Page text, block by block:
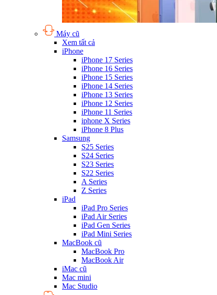
Máy cũ
Xem tất cả
iPhone
iPhone 17 Series
iPhone 16 Series
iPhone 15 Series
iPhone 14 Series
iPhone 13 Series
iPhone 12 Series
iPhone 11 Series
iphone X Series
iPhone 8 Plus
Samsung
S25 Series
S24 Series
S23 Series
S22 Series
A Series
Z Series
iPad
iPad Pro Series
iPad Air Series
iPad Gen Series
iPad Mini Series
MacBook cũ
MacBook Pro
MacBook Air
iMac cũ
Mac mini
Mac Studio